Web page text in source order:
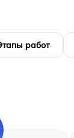
работ